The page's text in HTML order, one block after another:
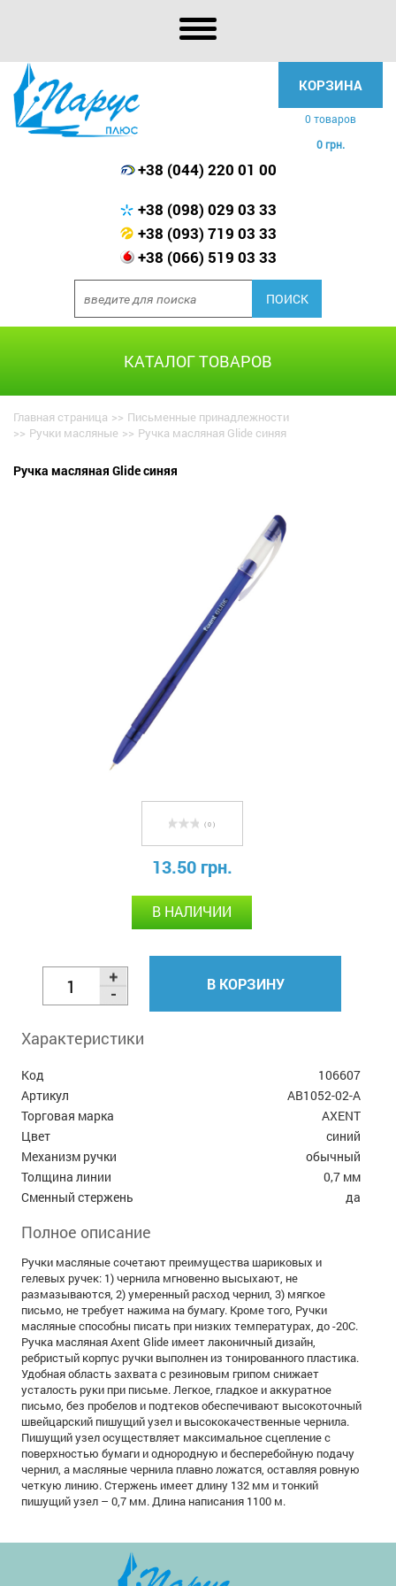
КОРЗИНА
0 товаров
0 грн.
+38 (044) 220 01 00
+38 (098) 029 03 33
+38 (093) 719 03 33
+38 (066) 519 03 33
КАТАЛОГ ТОВАРОВ
Главная страница >> Письменные принадлежности
>> Ручки масляные >> Ручка масляная Glide синяя
Ручка масляная Glide синяя
( 0 )
13.50 грн.
В НАЛИЧИИ
В КОРЗИНУ
Характеристики
Код
106607
Артикул
AB1052-02-A
Торговая марка
AXENT
Цвет
синий
Механизм ручки
обычный
Толщина линии
0,7 мм
Сменный стержень
да
Полное описание
Ручки масляные сочетают преимущества шариковых и
гелевых ручек: 1) чернила мгновенно высыхают, не
размазываются, 2) умеренный расход чернил, 3) мягкое
письмо, не требует нажима на бумагу. Кроме того, Ручки
масляные способны писать при низких температурах, до -20С.
Ручка масляная Axent Glide имеет лаконичный дизайн,
ребристый корпус ручки выполнен из тонированного пластика.
Удобная область захвата с резиновым грипом снижает
усталость руки при письме. Легкое, гладкое и аккуратное
письмо, без пробелов и подтеков обеспечивают высокоточный
швейцарский пишущий узел и высококачественные чернила.
Пишущий узел осуществляет максимальное сцепление с
поверхностью бумаги и однородную и бесперебойную подачу
чернил, а масляные чернила плавно ложатся, оставляя ровную
четкую линию. Стержень имеет длину 132 мм и тонкий
пишущий узел – 0,7 мм. Длина написания 1100 м.